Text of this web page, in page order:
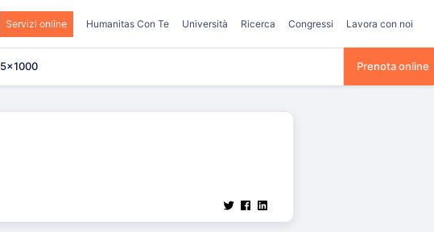
Servizi online Humanitas Con Te Università Ricerca Congressi Lavora con noi
5×1000 Prenota online